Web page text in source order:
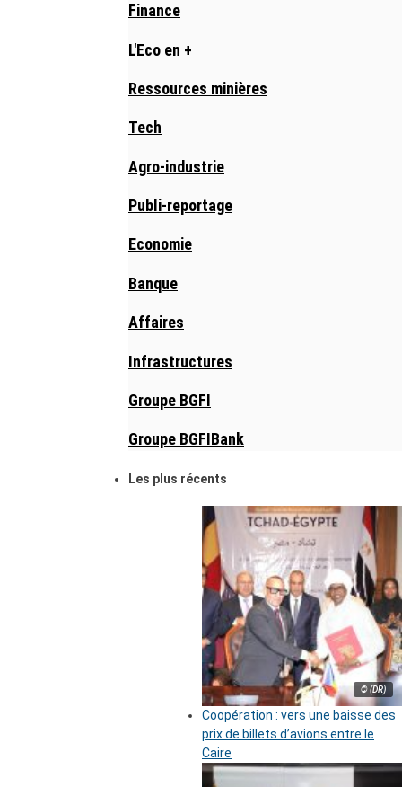
Finance
L'Eco en +
Ressources minières
Tech
Agro-industrie
Publi-reportage
Economie
Banque
Affaires
Infrastructures
Groupe BGFI
Groupe BGFIBank
Les plus récents
© (DR)
Coopération : vers une baisse des
prix de billets d’avions entre le
Caire